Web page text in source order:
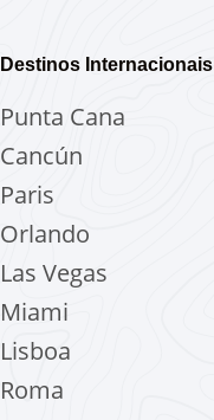
Destinos Internacionais
Punta Cana
Cancún
Paris
Orlando
Las Vegas
Miami
Lisboa
Roma